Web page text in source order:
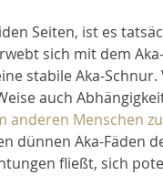
Seiten, ist es
sich mit dem
stabile Aka-
auch
anderen Menschen
dünnen Aka-Fäden
fließt, sich